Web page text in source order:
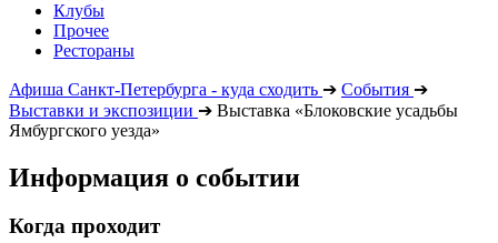
Клубы
Прочее
Рестораны
Афиша Санкт-Петербурга - куда сходить ➔ События ➔
Выставки и экспозиции ➔ Выставка «Блоковские усадьбы
Ямбургского уезда»
Информация о событии
Когда проходит